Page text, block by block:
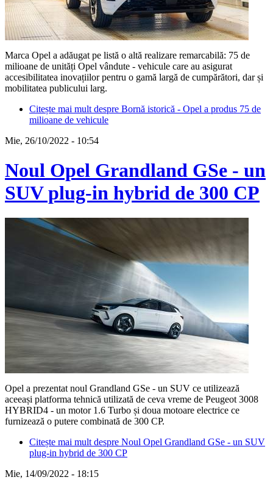
Marca Opel a adăugat pe listă o altă realizare remarcabilă: 75 de
milioane de unități Opel vândute - vehicule care au asigurat
accesibilitatea inovațiilor pentru o gamă largă de cumpărători, dar și
mobilitatea publicului larg.
Citește mai mult despre Bornă istorică - Opel a produs 75 de
milioane de vehicule
Mie, 26/10/2022 - 10:54
Noul Opel Grandland GSe - un
SUV plug-in hybrid de 300 CP
Opel a prezentat noul Grandland GSe - un SUV ce utilizează
aceeași platforma tehnică utilizată de ceva vreme de Peugeot 3008
HYBRID4 - un motor 1.6 Turbo și doua motoare electrice ce
furnizează o putere combinată de 300 CP.
Citește mai mult despre Noul Opel Grandland GSe - un SUV
plug-in hybrid de 300 CP
Mie, 14/09/2022 - 18:15